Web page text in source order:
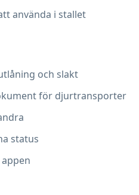
använda i stallet
och slakt
för djurtransporter
status